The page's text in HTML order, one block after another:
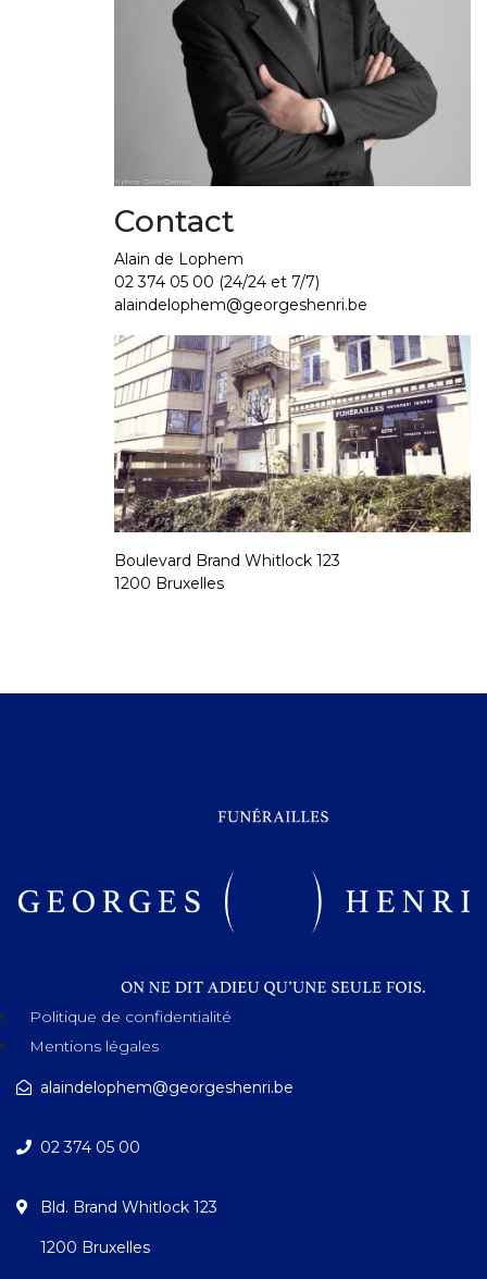
Contact
Alain de Lophem
02 374 05 00 (24/24 et 7/7)
alaindelophem@georgeshenri.be
Boulevard Brand Whitlock 123
1200 Bruxelles
Politique de confidentialité
Mentions légales
alaindelophem@georgeshenri.be
02 374 05 00
Bld. Brand Whitlock 123
1200 Bruxelles